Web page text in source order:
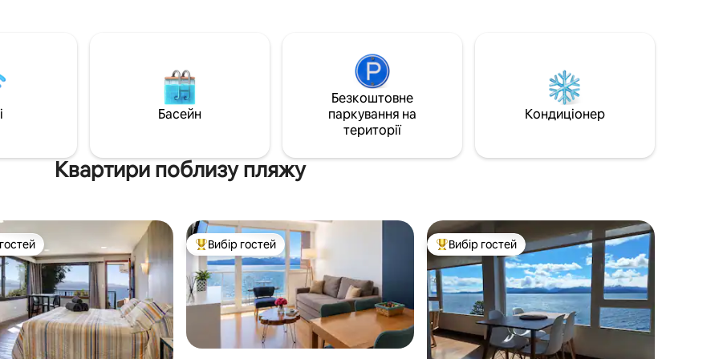
з підігрівом, джакузі,
зал і сауна.
повним грилем і столом для
Приватний доступ до пляжу
Домашні тварини не дозволені. Якщо
ви будете проїжджати через Буенос-
Айрес, обов’язково запитайте про
квартиру в Реколеті:
https://www.airbnb.com.ar/rooms/645004579133935140?
guests=1&adults=1&s=67&unique_share_id=fdbae814-
7 км від центру міста. Чудовий варіант і
для лижників завдяки близькості до
під'їзної дороги до Серро Катедраль.
Тихий і безпечний район.
Басейн
Безкоштовне
паркування на
території
Кондиціонер
Квартири поблизу пляжу
гостей Топ вибір гостей
Вибір гостей Топ вибір гостей
Вибір гостей